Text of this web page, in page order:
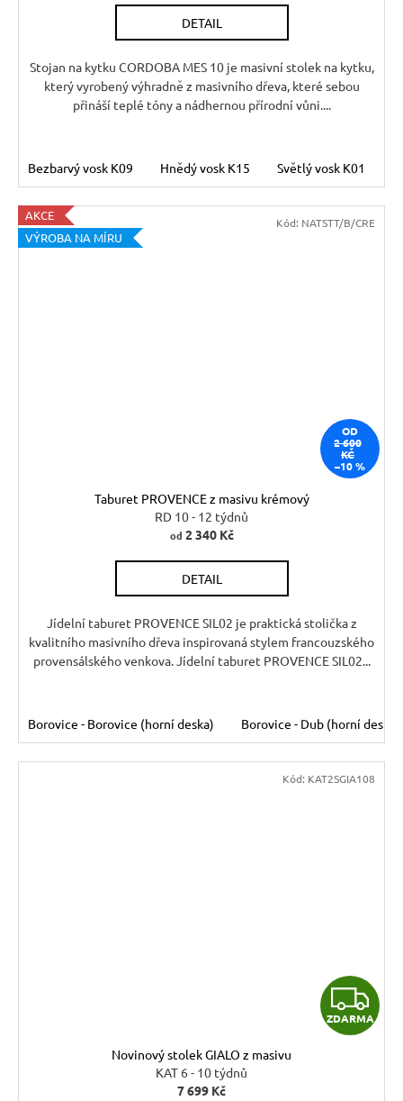
DETAIL
Stojan na kytku CORDOBA MES 10 je masivní stolek na kytku,
který vyrobený výhradně z masivního dřeva, které sebou
přináší teplé tóny a nádhernou přírodní vůni....
Bezbarvý vosk K09 Hnědý vosk K15 Světlý vosk K01
AKCE
VÝROBA NA MÍRU
OD
2 600
KČ
–10 %
Taburet PROVENCE z masivu krémový
RD 10 - 12 týdnů
od 2 340 Kč
DETAIL
Jídelní taburet PROVENCE SIL02 je praktická stolička z
kvalitního masivního dřeva inspirovaná stylem francouzského
provensálského venkova. Jídelní taburet PROVENCE SIL02...
Borovice - Borovice (horní deska) Borovice - Dub (horní deska)
Kód: NATSTT/B/CRE
Z
D
ZDARMA
Novinový stolek GIALO z masivu
KAT 6 - 10 týdnů
7 699 Kč
Kód: KAT2SGIA108